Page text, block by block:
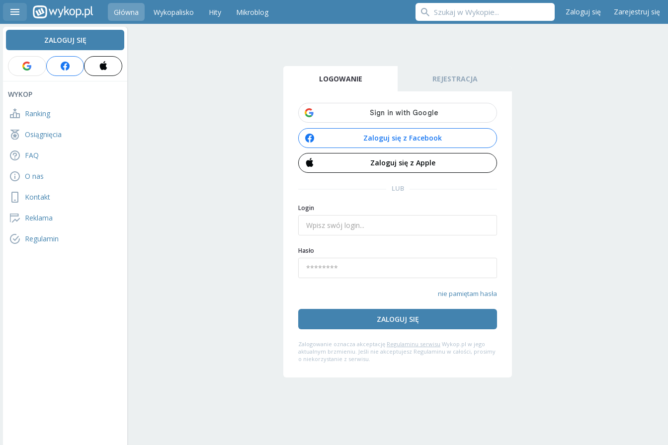
Główna Wykopalisko Hity Mikroblog Zaloguj się Zarejestruj się
ZALOGUJ SIĘ
WYKOP
Ranking
Osiągnięcia
FAQ
O nas
Kontakt
Reklama
Regulamin
LOGOWANIE REJESTRACJA
Zaloguj się z Facebook
Zaloguj się z Apple
LUB
Login
Hasło
nie pamiętam hasła
ZALOGUJ SIĘ
Zalogowanie oznacza akceptację Regulaminu serwisu Wykop.pl w jego
aktualnym brzmieniu. Jeśli nie akceptujesz Regulaminu w całości, prosimy
o niekorzystanie z serwisu.